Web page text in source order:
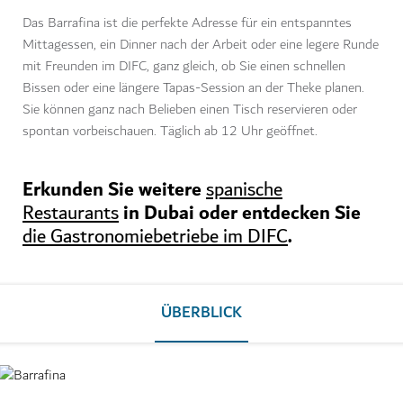
Das Barrafina ist die perfekte Adresse für ein entspanntes
Mittagessen, ein Dinner nach der Arbeit oder eine legere Runde
mit Freunden im DIFC, ganz gleich, ob Sie einen schnellen
Bissen oder eine längere Tapas-Session an der Theke planen.
Sie können ganz nach Belieben einen Tisch reservieren oder
spontan vorbeischauen. Täglich ab 12 Uhr geöffnet.
Erkunden Sie weiterespanische
Restaurantsin Dubai oder entdecken Sie
die Gastronomiebetriebe im DIFC.
ÜBERBLICK